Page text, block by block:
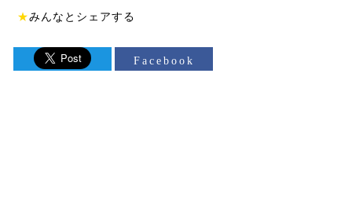
★みんなとシェアする
Facebook